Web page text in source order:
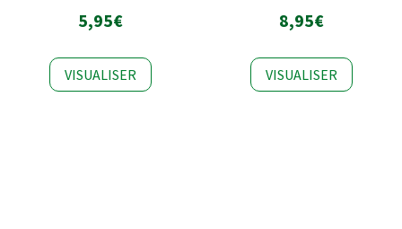
5,95€
VISUALISER
8,95€
VISUALISER